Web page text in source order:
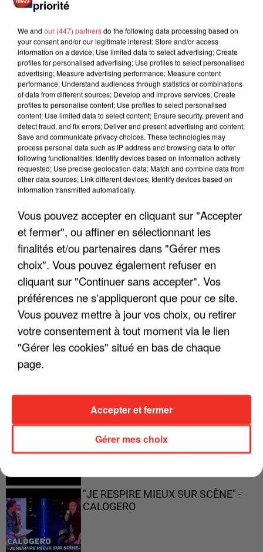
LES INTERVIEWS CHANTE
FRANCE
Voir plus
"JE SUIS À DISPOSITION DES
ENFOIRÉS"
"ON A TOUS LE TRAC"
"ON N'EST PAS DES PARENTS
PARFAITS"
"JE RESPIRE MIEUX SUR SCÈNE" -
CALOGERO
priorité
We and our (447) partnersdo the following data processing based on
your consent and/or our legitimate interest: Store and/or access
information on a device; Use limited data to select advertising; Create
profiles for personalised advertising; Use profiles to select personalised
advertising; Measure advertising performance; Measure content
performance; Understand audiences through statistics or combinations
of data from different sources; Develop and improve services; Create
profiles to personalise content; Use profiles to select personalised
content; Use limited data to select content; Ensure security, prevent and
detect fraud, and fix errors; Deliver and present advertising and content;
Save and communicate privacy choices. These technologies may
process personal data such as IP address and browsing data to offer
following functionalities: Identify devices based on information actively
requested; Use precise geolocation data; Match and combine data from
other data sources; Link different devices; Identify devices based on
information transmitted automatically.
Vous pouvez accepter en cliquant sur "Accepter
et fermer", ou affiner en sélectionnant les
finalités et/ou partenaires dans "Gérer mes
choix". Vous pouvez également refuser en
cliquant sur "Continuer sans accepter". Vos
préférences ne s'appliqueront que pour ce site.
Vous pouvez mettre à jour vos choix, ou retirer
votre consentement à tout moment via le lien
"Gérer les cookies" situé en bas de chaque
page.
Gérer mes choix
Accepter et fermer